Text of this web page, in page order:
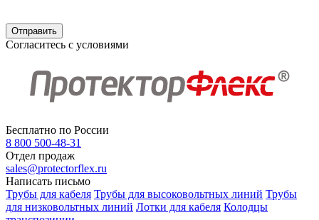
Согласитесь с условиями
Бесплатно по России
8 800 500-48-31
Отдел продаж
sales@protectorflex.ru
Написать письмо
Трубы для кабеля Трубы для высоковольтных линий Трубы
для низковольтных линий Лотки для кабеля Колодцы